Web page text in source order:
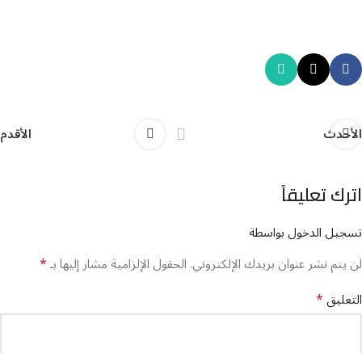
الأحدث الأقدم
اترك تعليقاً
تسجيل الدخول بواسطة
لن يتم نشر عنوان بريدك الإلكتروني.الحقول الإلزامية مشار إليها بـ*
التعليق*